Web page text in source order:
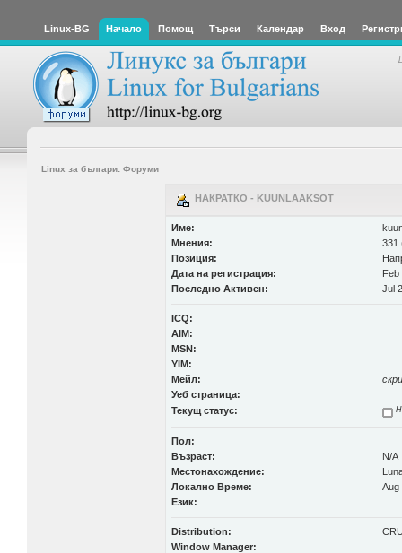
Linux-BG Начало Помощ Търси Календар Вход
Linux за българи: Форуми
НАКРАТКО - KUUNLAAKSOT
Име:
Мнения:
331
Позиция:
Дата на регистрация:
Feb
Последно Активен:
Jul
ICQ:
AIM:
MSN:
YIM:
Мейл:
Уеб страница:
Текущ статус:
Пол:
Възраст:
N/A
Местонахождение:
Локално Време:
Aug
Език:
Distribution:
Window Manager: